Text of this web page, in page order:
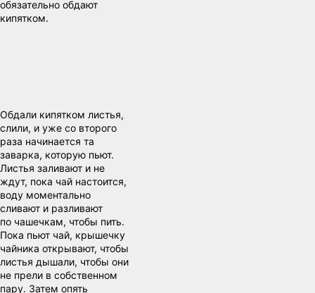
обязательно обдают
кипятком.
Обдали кипятком листья,
слили, и уже со второго
раза начинается та
заварка, которую пьют.
Листья заливают и не
ждут, пока чай настоится,
воду моментально
сливают и разливают
по чашечкам, чтобы пить.
Пока пьют чай, крышечку
чайника открывают, чтобы
листья дышали, чтобы они
не прели в собственном
пару. Затем опять